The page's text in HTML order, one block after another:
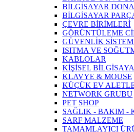
BİLGİSAYAR
BİLGİSAYAR
ÇEVRE BİRİMLERİ
GÖRÜNTÜLEME
GÜVENLİK
ISITMA VE
KABLOLAR
KİŞİSEL
KLAVYE & MOUSE
KÜÇÜK EV
NETWORK GRUBU
PET SHOP
SAĞLIK - BAKIM -
SARF MALZEME
TAMAMLAYICI